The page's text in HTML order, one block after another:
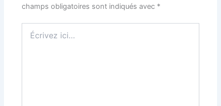
champs obligatoires sont indiqués avec *
ici…